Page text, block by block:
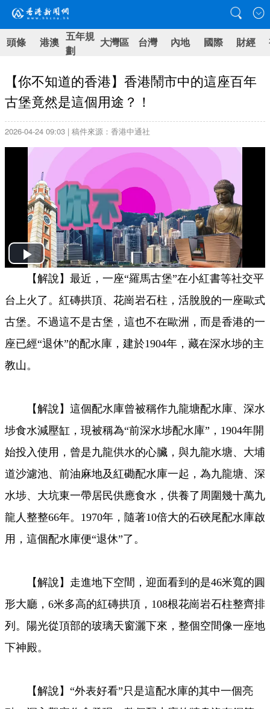
頭條 港澳 五年規
劃
大灣區 台灣 內地 國際 財經
【你不知道的香港】香港鬧市中的這座百年
古堡竟然是這個用途？！
2026-04-24 09:03 | 稿件來源：香港中通社
Play
Video
【解說】最近，一座“羅馬古堡”在小紅書等社交平
台上火了。紅磚拱頂、花崗岩石柱，活脫脫的一座歐式
古堡。不過這不是古堡，這也不在歐洲，而是香港的一
座已經“退休”的配水庫，建於1904年，藏在深水埗的主
教山。
【解說】這個配水庫曾被稱作九龍塘配水庫、深水
埗食水減壓缸，現被稱為“前深水埗配水庫”，1904年開
始投入使用，曾是九龍供水的心臟，與九龍水塘、大埔
道沙濾池、前油麻地及紅磡配水庫一起，為九龍塘、深
水埗、大坑東一帶居民供應食水，供養了周圍幾十萬九
龍人整整66年。1970年，隨著10倍大的石硤尾配水庫啟
用，這個配水庫便“退休”了。
【解說】走進地下空間，迎面看到的是46米寬的圓
形大廳，6米多高的紅磚拱頂，108根花崗岩石柱整齊排
列。陽光從頂部的玻璃天窗灑下來，整個空間像一座地
下神殿。
【解說】“外表好看”只是這配水庫的其中一個亮